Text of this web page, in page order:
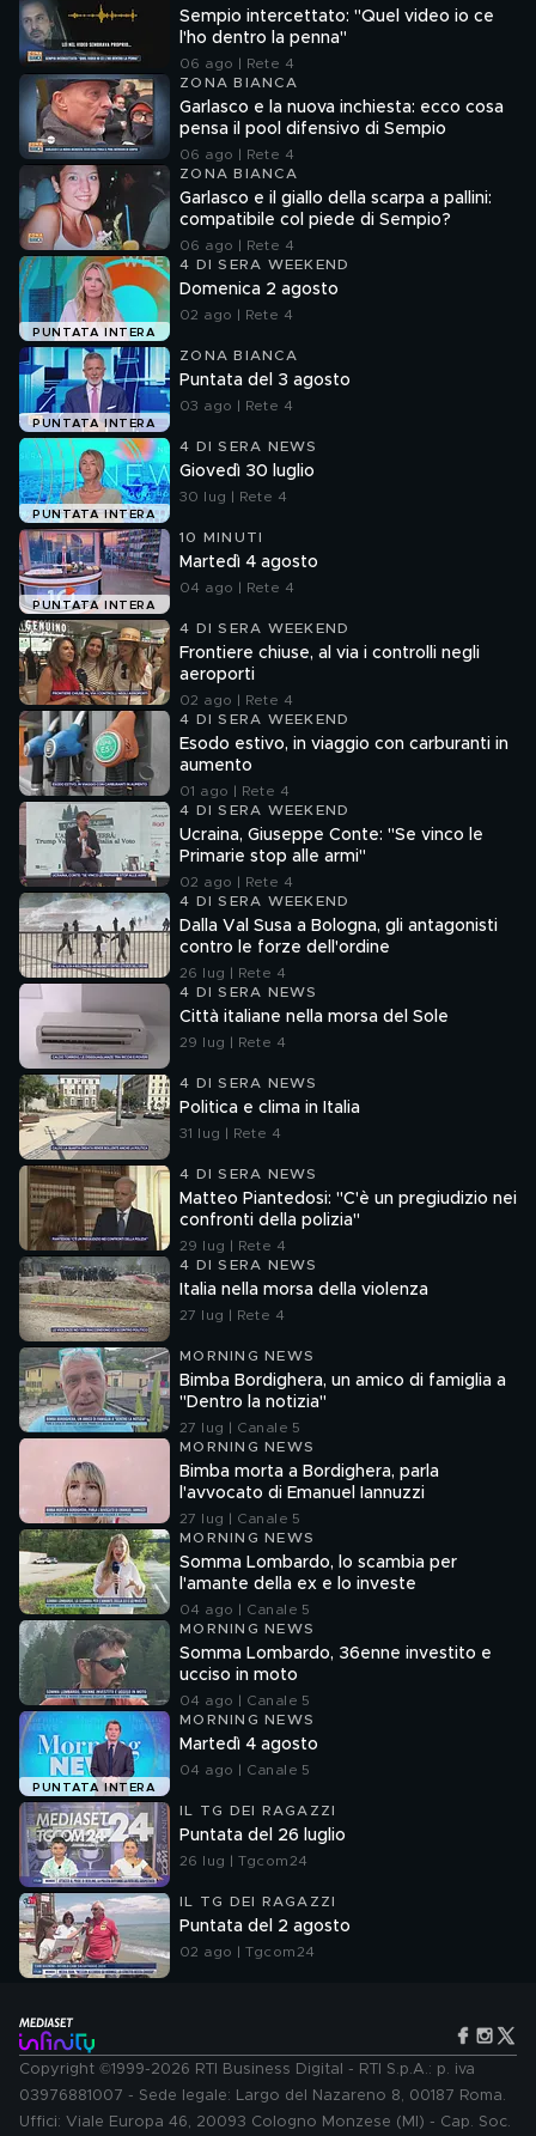
Sempio intercettato: "Quel video io ce
l'ho dentro la penna"
06 ago | Rete 4
ZONA BIANCA
Garlasco e la nuova inchiesta: ecco cosa
pensa il pool difensivo di Sempio
06 ago | Rete 4
ZONA BIANCA
Garlasco e il giallo della scarpa a pallini:
compatibile col piede di Sempio?
06 ago | Rete 4
PUNTATA INTERA
4 DI SERA WEEKEND
Domenica 2 agosto
02 ago | Rete 4
PUNTATA INTERA
ZONA BIANCA
Puntata del 3 agosto
03 ago | Rete 4
PUNTATA INTERA
4 DI SERA NEWS
Giovedì 30 luglio
30 lug | Rete 4
PUNTATA INTERA
10 MINUTI
Martedì 4 agosto
04 ago | Rete 4
4 DI SERA WEEKEND
Frontiere chiuse, al via i controlli negli
aeroporti
02 ago | Rete 4
4 DI SERA WEEKEND
Esodo estivo, in viaggio con carburanti in
aumento
01 ago | Rete 4
4 DI SERA WEEKEND
Ucraina, Giuseppe Conte: "Se vinco le
Primarie stop alle armi"
02 ago | Rete 4
4 DI SERA WEEKEND
Dalla Val Susa a Bologna, gli antagonisti
contro le forze dell'ordine
26 lug | Rete 4
4 DI SERA NEWS
Città italiane nella morsa del Sole
29 lug | Rete 4
4 DI SERA NEWS
Politica e clima in Italia
31 lug | Rete 4
4 DI SERA NEWS
Matteo Piantedosi: "C'è un pregiudizio nei
confronti della polizia"
29 lug | Rete 4
4 DI SERA NEWS
Italia nella morsa della violenza
27 lug | Rete 4
MORNING NEWS
Bimba Bordighera, un amico di famiglia a
"Dentro la notizia"
27 lug | Canale 5
MORNING NEWS
Bimba morta a Bordighera, parla
l'avvocato di Emanuel Iannuzzi
27 lug | Canale 5
MORNING NEWS
Somma Lombardo, lo scambia per
l'amante della ex e lo investe
04 ago | Canale 5
MORNING NEWS
Somma Lombardo, 36enne investito e
ucciso in moto
04 ago | Canale 5
PUNTATA INTERA
MORNING NEWS
Martedì 4 agosto
04 ago | Canale 5
IL TG DEI RAGAZZI
Puntata del 26 luglio
26 lug | Tgcom24
IL TG DEI RAGAZZI
Puntata del 2 agosto
02 ago | Tgcom24
Copyright ©1999-2026 RTI Business Digital - RTI S.p.A.: p. iva
03976881007 - Sede legale: Largo del Nazareno 8, 00187 Roma.
Uffici: Viale Europa 46, 20093 Cologno Monzese (MI) - Cap. Soc.